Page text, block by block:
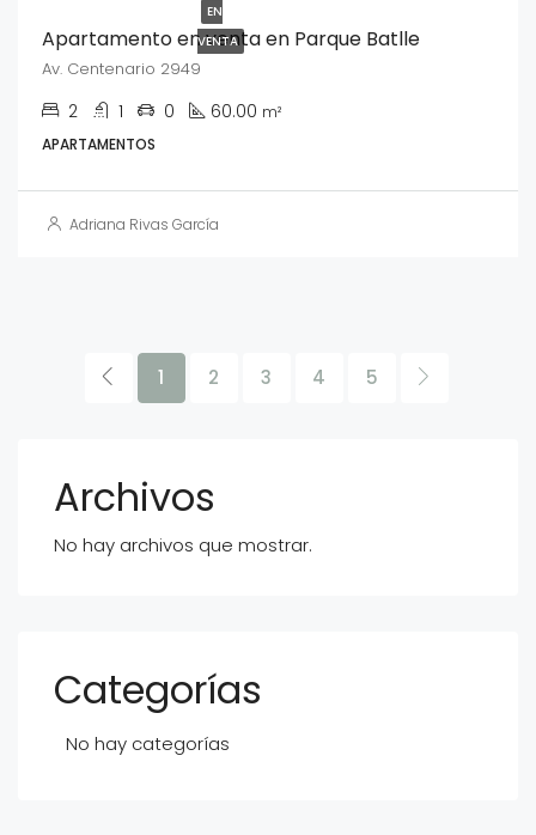
EN
VENTA
Apartamento en venta en Parque Batlle
Av. Centenario 2949
2 1 0 60.00 m²
APARTAMENTOS
Adriana Rivas García
1 2 3 4 5
Archivos
No hay archivos que mostrar.
Categorías
No hay categorías